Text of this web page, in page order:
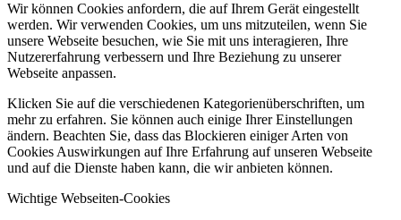
Wir können Cookies anfordern, die auf Ihrem Gerät eingestellt
werden. Wir verwenden Cookies, um uns mitzuteilen, wenn Sie
unsere Webseite besuchen, wie Sie mit uns interagieren, Ihre
Nutzererfahrung verbessern und Ihre Beziehung zu unserer
Webseite anpassen.
Klicken Sie auf die verschiedenen Kategorienüberschriften, um
mehr zu erfahren. Sie können auch einige Ihrer Einstellungen
ändern. Beachten Sie, dass das Blockieren einiger Arten von
Cookies Auswirkungen auf Ihre Erfahrung auf unseren Webseite
und auf die Dienste haben kann, die wir anbieten können.
Wichtige Webseiten-Cookies